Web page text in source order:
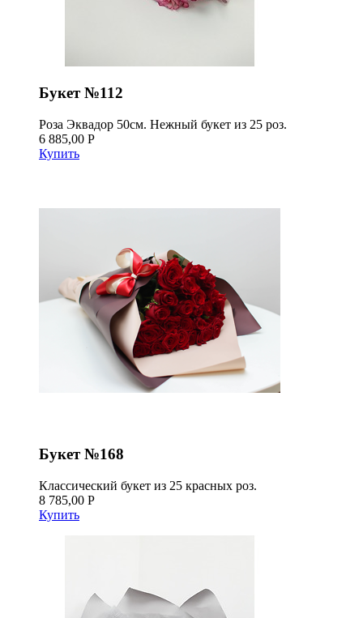
Букет №112
Роза Эквадор 50см. Нежный букет из 25 роз.
6 885,00 Р
Купить
Букет №168
Классический букет из 25 красных роз.
8 785,00 Р
Купить